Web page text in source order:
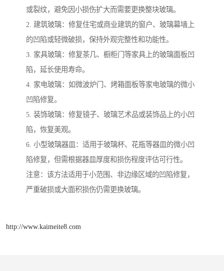
或裂纹，避免因小损伤扩大而需要更换整块玻璃。
2. 建筑玻璃：修复住宅或商业建筑的窗户、玻璃幕墙上
的凹陷或轻微破损，保持外观完整性和功能性。
3. 家具玻璃：修复茶几、橱柜门等家具上的玻璃面板凹
陷，延长使用寿命。
4. 家电玻璃：如微波炉门、烤箱面板等家电玻璃的微小
凹陷修复。
5. 装饰玻璃：修复镜子、玻璃艺术品或装饰品上的小凹
陷，恢复美观。
6. 小型玻璃器皿：适用于玻璃杯、花瓶等器皿的微小凹
陷修复，但需根据器皿厚度和损伤程度评估可行性。
注意：该方法适用于小范围、非边缘区域的凹陷修复，
严重破损或大面积损伤仍需更换玻璃。
http://www.kaimeite8.com